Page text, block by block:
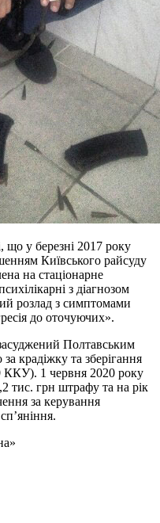
що у березні 2017 року
Київського райсуду
на стаціонарне
з діагнозом
розлад з симптомами
до оточуючих».
Полтавським
крадіжку та зберігання
ККУ). 1 червня 2020 року
тис. грн штрафу та на рік
за керування